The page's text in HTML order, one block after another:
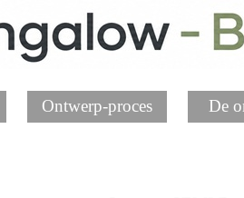
Ontwerp-proces De